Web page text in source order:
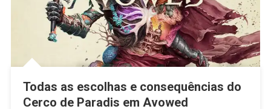
Todas as escolhas e consequências do
Cerco de Paradis em Avowed